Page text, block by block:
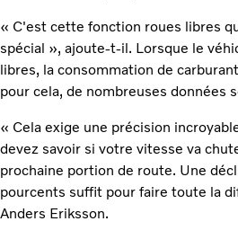
« C'est cette fonction roues libres
spécial », ajoute-t-il. Lorsque le
libres, la consommation de
pour cela, de nombreuses données
« Cela exige une précision
devez savoir si votre vitesse va
prochaine portion de route. Une
pourcents suffit pour faire toute la
Anders Eriksson.